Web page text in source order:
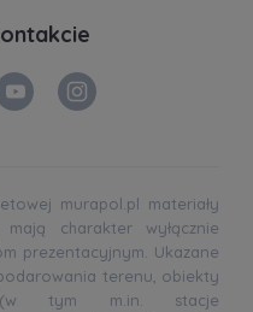
murapol.pl materiały
charakter wyłącznie
prezentacyjnym. Ukazane
terenu, obiekty
(w tym m.in. stacje